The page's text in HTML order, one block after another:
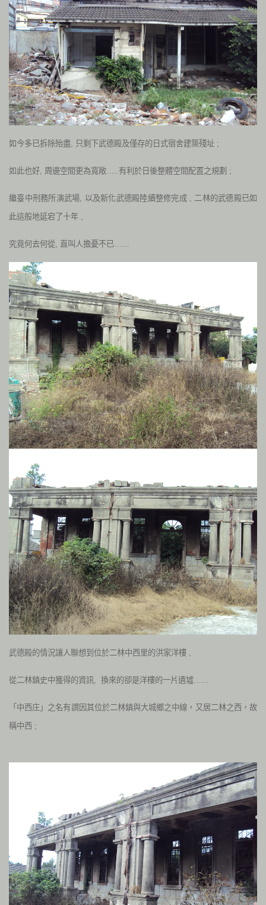
如今多已拆除殆盡, 只剩下武德殿及僅存的日式宿舍建築殘址 ;
如此也好, 周邊空間更為寬敞…..有利於日後整體空間配置之規劃 ;
繼臺中刑務所演武場, 以及新化武德殿陸續整修完成 , 二林的武德殿已如
此這般地延宕了十年 ,
究竟何去何從, 直叫人擔憂不已……
武德殿的情況讓人聯想到位於二林中西里的洪家洋樓 ,
從二林鎮史中獲得的資訊, 換來的卻是洋樓的一片遺墟……
「中西庄」之名有謂因其位於二林鎮與大城鄉之中線，又居二林之西，故
稱中西 ;